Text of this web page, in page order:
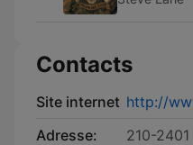
Contacts
Site internet http://
Adresse:
210-